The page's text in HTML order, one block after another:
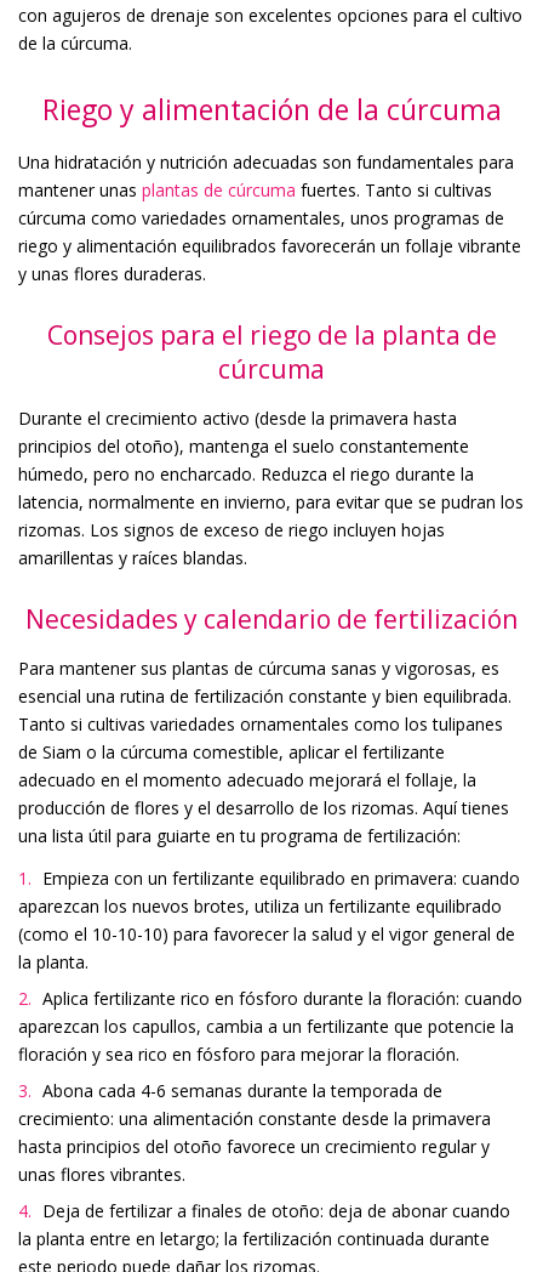
con agujeros de drenaje son excelentes opciones para el cultivo
de la cúrcuma.
Riego y alimentación de la cúrcuma
Una hidratación y nutrición adecuadas son fundamentales para
mantener unas plantas de cúrcuma fuertes. Tanto si cultivas
cúrcuma como variedades ornamentales, unos programas de
riego y alimentación equilibrados favorecerán un follaje vibrante
y unas flores duraderas.
Consejos para el riego de la planta de
cúrcuma
Durante el crecimiento activo (desde la primavera hasta
principios del otoño), mantenga el suelo constantemente
húmedo, pero no encharcado. Reduzca el riego durante la
latencia, normalmente en invierno, para evitar que se pudran los
rizomas. Los signos de exceso de riego incluyen hojas
amarillentas y raíces blandas.
Necesidades y calendario de fertilización
Para mantener sus plantas de cúrcuma sanas y vigorosas, es
esencial una rutina de fertilización constante y bien equilibrada.
Tanto si cultivas variedades ornamentales como los tulipanes
de Siam o la cúrcuma comestible, aplicar el fertilizante
adecuado en el momento adecuado mejorará el follaje, la
producción de flores y el desarrollo de los rizomas. Aquí tienes
una lista útil para guiarte en tu programa de fertilización:
Empieza con un fertilizante equilibrado en primavera: cuando
aparezcan los nuevos brotes, utiliza un fertilizante equilibrado
(como el 10-10-10) para favorecer la salud y el vigor general de
la planta.
Aplica fertilizante rico en fósforo durante la floración: cuando
aparezcan los capullos, cambia a un fertilizante que potencie la
floración y sea rico en fósforo para mejorar la floración.
Abona cada 4-6 semanas durante la temporada de
crecimiento: una alimentación constante desde la primavera
hasta principios del otoño favorece un crecimiento regular y
unas flores vibrantes.
Deja de fertilizar a finales de otoño: deja de abonar cuando
la planta entre en letargo; la fertilización continuada durante
este periodo puede dañar los rizomas.